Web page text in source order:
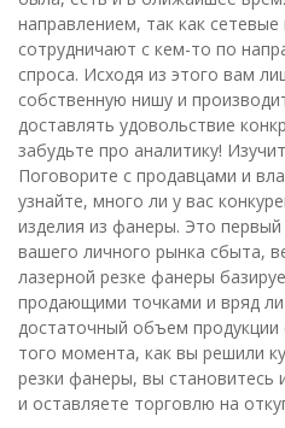
направлением, так как сетевые
сотрудничают с кем-то по
спроса. Исходя из этого вам
собственную нишу и
доставлять удовольствие
забудьте про аналитику!
Поговорите с продавцами и
узнайте, много ли у вас
изделия из фанеры. Это
вашего личного рынка сбыта,
лазерной резке фанеры
продающими точками и вряд ли
достаточный объем продукции
того момента, как вы решили
резки фанеры, вы становитесь
и оставляете торговлю на